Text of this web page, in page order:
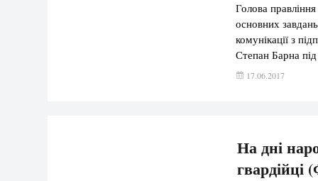
Голова
основних
комунікації з
Степан Барна під
ефективний
17.06.2017
На дні
гвардійці